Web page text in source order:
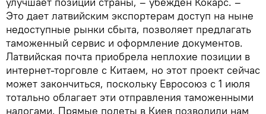
Это дает латвийским экспортерам доступ на ныне
недоступные рынки сбыта, позволяет предлагать
таможенный сервис и оформление документов.
Латвийская почта приобрела неплохие позиции в
интернет-торговле с Китаем, но этот проект сейчас
может закончиться, поскольку Евросоюз с 1 июля
тотально облагает эти отправления таможенными
налогами. Прямые полеты в Киев позволили нам